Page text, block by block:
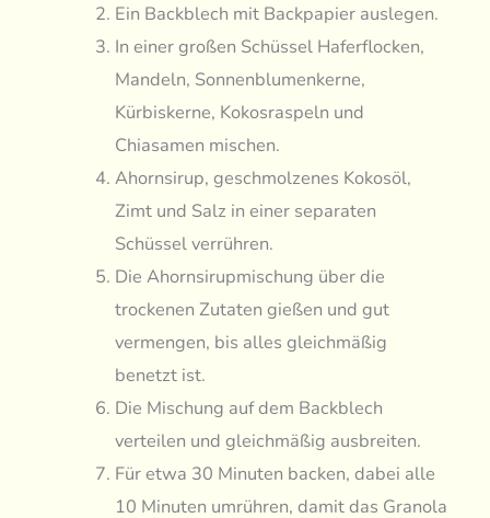
Ein Backblech mit Backpapier auslegen.
In einer großen Schüssel Haferflocken,
Mandeln, Sonnenblumenkerne,
Kürbiskerne, Kokosraspeln und
Chiasamen mischen.
Ahornsirup, geschmolzenes Kokosöl,
Zimt und Salz in einer separaten
Schüssel verrühren.
Die Ahornsirupmischung über die
trockenen Zutaten gießen und gut
vermengen, bis alles gleichmäßig
benetzt ist.
Die Mischung auf dem Backblech
verteilen und gleichmäßig ausbreiten.
Für etwa 30 Minuten backen, dabei alle
10 Minuten umrühren, damit das Granola